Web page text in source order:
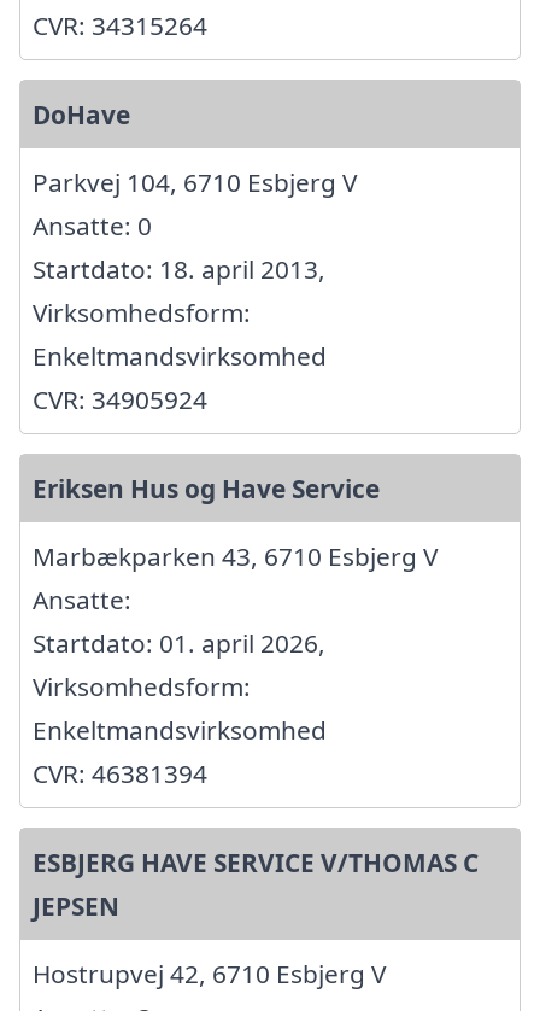
CVR: 34315264
DoHave
Parkvej 104, 6710 Esbjerg V
Ansatte: 0
Startdato: 18. april 2013,
Virksomhedsform:
Enkeltmandsvirksomhed
CVR: 34905924
Eriksen Hus og Have Service
Marbækparken 43, 6710 Esbjerg V
Ansatte:
Startdato: 01. april 2026,
Virksomhedsform:
Enkeltmandsvirksomhed
CVR: 46381394
ESBJERG HAVE SERVICE V/THOMAS C
JEPSEN
Hostrupvej 42, 6710 Esbjerg V